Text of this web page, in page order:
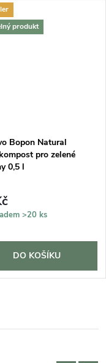
produkt
Bopon Natural
pro zelené
0,5 l
>20 ks
DO KOŠÍKU